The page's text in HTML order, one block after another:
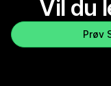
Vil du
Prøv